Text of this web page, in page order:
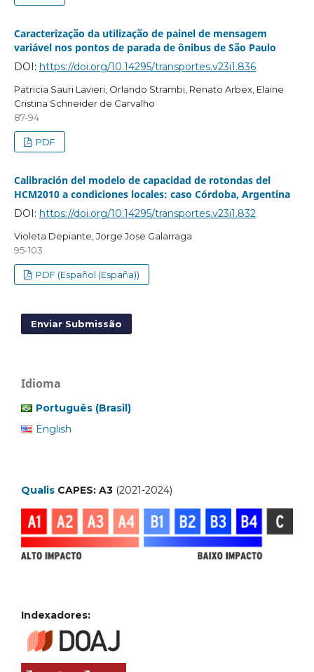
Caracterização da utilização de painel de mensagem
variável nos pontos de parada de ônibus de São Paulo
DOI: https://doi.org/10.14295/transportes.v23i1.836
Patricia Sauri Lavieri, Orlando Strambi, Renato Arbex, Elaine
Cristina Schneider de Carvalho
87-94
PDF
Calibración del modelo de capacidad de rotondas del
HCM2010 a condiciones locales: caso Córdoba, Argentina
DOI: https://doi.org/10.14295/transportes.v23i1.832
Violeta Depiante, Jorge Jose Galarraga
95-103
PDF (Español (España))
Enviar Submissão
Idioma
Português (Brasil)
English
Qualis CAPES: A3 (2021-2024)
Indexadores: